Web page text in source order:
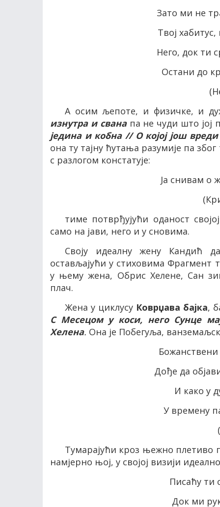
Зато ми не
Твој
Него, док ти
Остани до
А осим љепоте, и физичке, и
изнутра и свана па не чуди што јој
једина и кобна // О којој још
она ту тајну ћутања разумије па
с разлогом констатује:
Ја снивам о
тиме потврђујући оданост
само на јави, него и у сновима.
Своју идеалну жену Кандић
остављајући у стиховима Фрагмент
у њему жена, Обрис Хелене, Сан
плач.
Жена у циклусу Коврџава бајка,
С Месецом у коси, него Сунце
Хелена. Она је Побегуља,
Божанствени
Дође да
И како у
У времену
Тумарајући кроз њежно плетиво
намјерно њој, у својој визији
Писаћу ти
Док ми